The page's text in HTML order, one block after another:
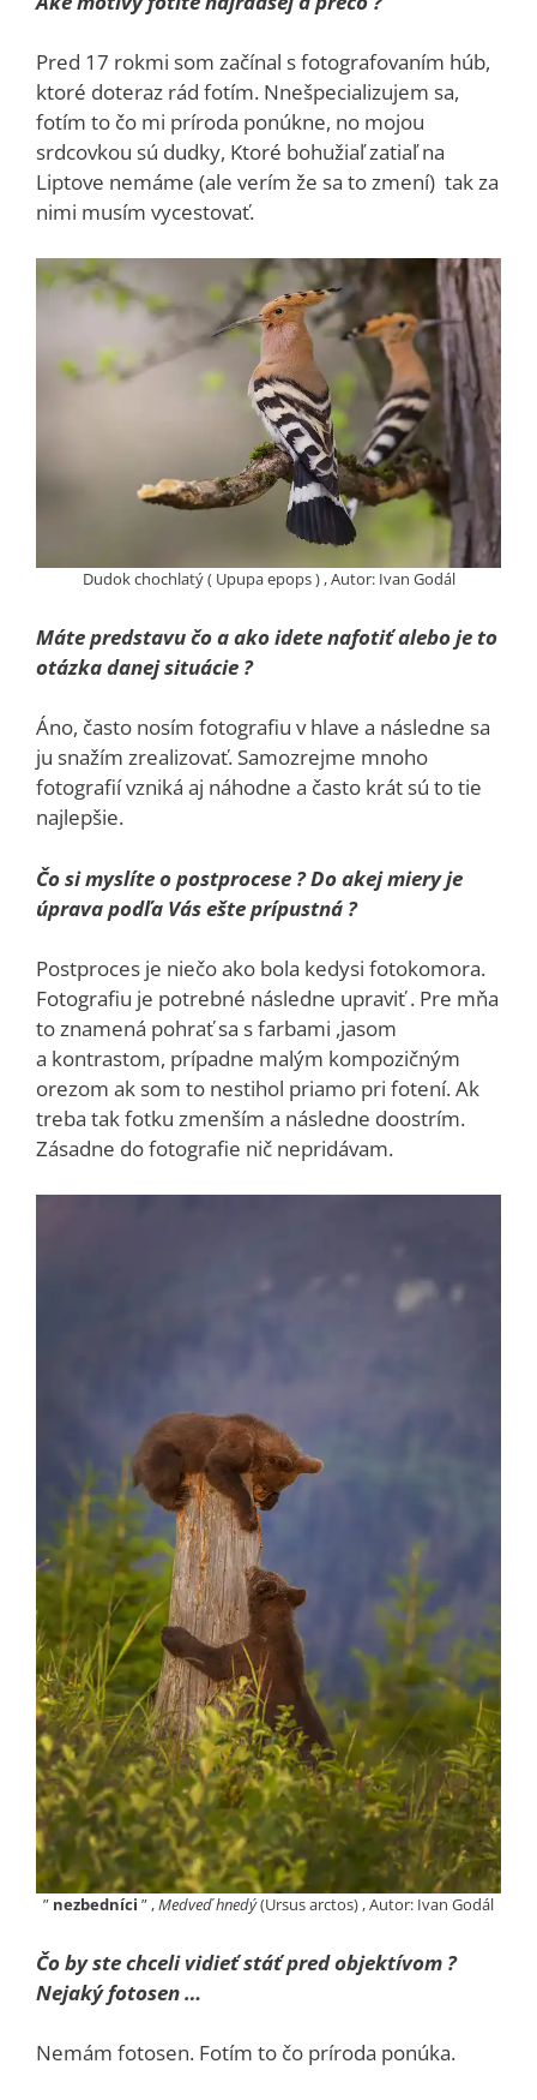
Pred 17 rokmi som začínal s fotografovaním húb,
ktoré doteraz rád fotím. Nnešpecializujem sa,
fotím to čo mi príroda ponúkne, no mojou
srdcovkou sú dudky, Ktoré bohužiaľ zatiaľ na
Liptove nemáme (ale verím že sa to zmení) tak za
nimi musím vycestovať.
Dudok chochlatý ( Upupa epops ) , Autor: Ivan Godál
Máte predstavu čo a ako idete nafotiť alebo je to
otázka danej situácie ?
Áno, často nosím fotografiu v hlave a následne sa
ju snažím zrealizovať. Samozrejme mnoho
fotografií vzniká aj náhodne a často krát sú to tie
najlepšie.
Čo si myslíte o postprocese ? Do akej miery je
úprava podľa Vás ešte prípustná ?
Postproces je niečo ako bola kedysi fotokomora.
Fotografiu je potrebné následne upraviť . Pre mňa
to znamená pohrať sa s farbami ,jasom
a kontrastom, prípadne malým kompozičným
orezom ak som to nestihol priamo pri fotení. Ak
treba tak fotku zmenším a následne doostrím.
Zásadne do fotografie nič nepridávam.
” nezbedníci ” ,Medveď hnedý(Ursus arctos) , Autor: Ivan Godál
Čo by ste chceli vidieť stáť pred objektívom ?
Nejaký fotosen …
Nemám fotosen. Fotím to čo príroda ponúka.